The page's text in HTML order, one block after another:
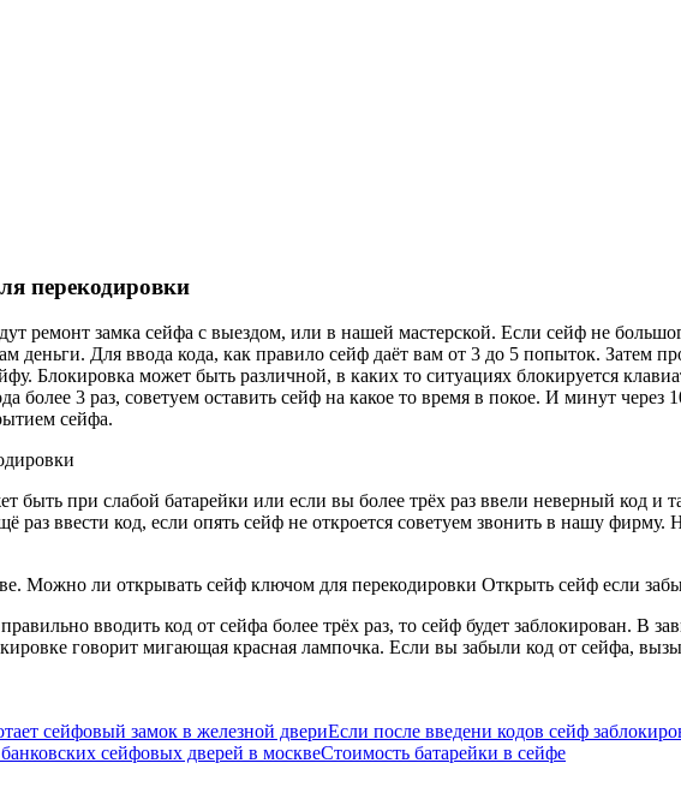
перекодировки
ремонт замка сейфа с выездом, или в нашей мастерской. Если сейф не
деньги. Для ввода кода, как правило сейф даёт вам от 3 до 5 попыток. Затем
Блокировка может быть различной, в каких то ситуациях блокируется
более 3 раз, советуем оставить сейф на какое то время в покое. И минут
сейфа.
быть при слабой батарейки или если вы более трёх раз ввели неверный код и
раз ввести код, если опять сейф не откроется советуем звонить в нашу
Можно ли открывать сейф ключом для перекодировки Открыть сейф если
вводить код от сейфа более трёх раз, то сейф будет заблокирован. В
говорит мигающая красная лампочка. Если вы забыли код от сейфа,
сейфовый замок в железной двериЕсли после введени кодов сейф
сейфовых дверей в москвеСтоимость батарейки в сейфе